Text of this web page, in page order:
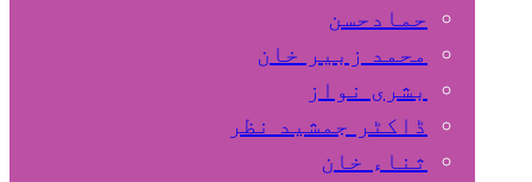
حمادحسن
محمد زبیر خان
بشری نواز
ڈاکٹر جمشید نظر
ثناء خان